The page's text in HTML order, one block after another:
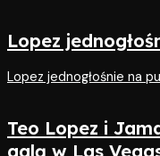
Lopez
Lopez jednogłośnie na
Teo Lopez i
galą w Las